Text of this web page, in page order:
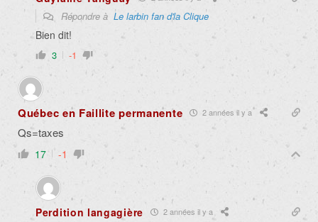
Répondre à Le larbin fan d'la Clique
Bien dit!
3 -1
Québec en Faillite permanente 2 années il y a
Qs=taxes
17 -1
Perdition langagière 2 années il y a